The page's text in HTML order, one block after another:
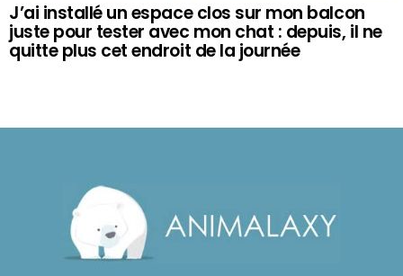
J’ai installé un espace clos sur mon balcon
juste pour tester avec mon chat : depuis, il ne
quitte plus cet endroit de la journée